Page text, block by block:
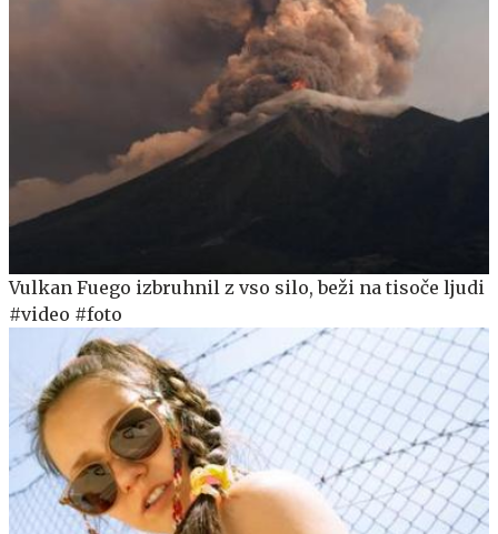
Vulkan Fuego izbruhnil z vso silo, beži na tisoče ljudi
#video #foto